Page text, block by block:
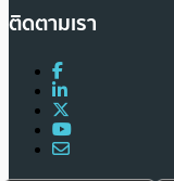
ติดตามเรา